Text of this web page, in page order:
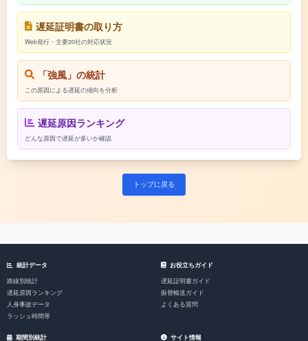
遅延証明書の取り方
Web発行・主要20社の対応状況
「強風」の統計
この原因による遅延の傾向を分析
遅延原因ランキング
どんな原因で遅延が多いか確認
トップに戻る
統計データ
路線別統計
遅延原因ランキング
人身事故データ
ラッシュ時間帯
お役立ちガイド
遅延証明書ガイド
振替輸送ガイド
よくある質問
期間別統計 サイト情報